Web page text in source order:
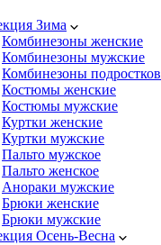
Зима
Комбинезоны женские
Комбинезоны мужские
Комбинезоны
Костюмы женские
Костюмы мужские
Куртки женские
Куртки мужские
Пальто мужское
Пальто женское
Анораки мужские
Брюки женские
Брюки мужские
Осень-Весна